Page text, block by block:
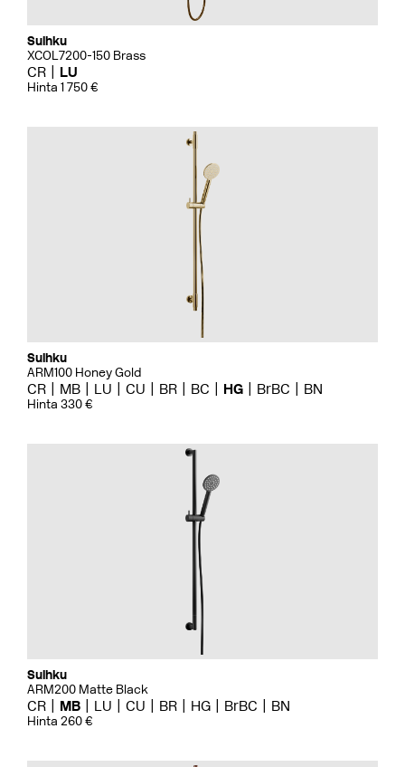
Suihku
XCOL7200-150 Brass
CR LU
Hinta 1 750 €
Suihku
ARM100 Honey Gold
CR MB LU CU BR BC HG BrBC BN
Hinta 330 €
Suihku
ARM200 Matte Black
CR MB LU CU BR HG BrBC BN
Hinta 260 €